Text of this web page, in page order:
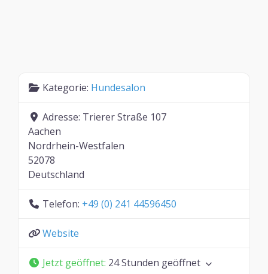
Kategorie: Hundesalon
Adresse: Trierer Straße 107
Aachen
Nordrhein-Westfalen
52078
Deutschland
Telefon: +49 (0) 241 44596450
Website
Jetzt geöffnet: 24 Stunden geöffnet